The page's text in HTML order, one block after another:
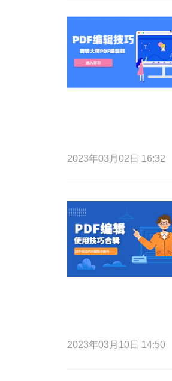
2023年03月02日 16:32
2023年03月10日 14:50